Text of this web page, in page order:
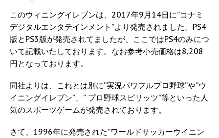
このウィニングイレブンは、2017年9月14日に”コナミ
デジタルエンタテインメント”より発売されました。PS4
版とPS3版が発売されてましたが、ここではPS4のみにつ
いて記載いたしております。なお参考小売価格は8,208
円となっております。
同社よりは、これとは別に”実況パワフルプロ野球”や”ウ
イニングイレブン”、” プロ野球スピリッツ”等といった人
気のスポーツゲームが発売されております。
さて、1996年に発売された”ワールドサッカーウイニン